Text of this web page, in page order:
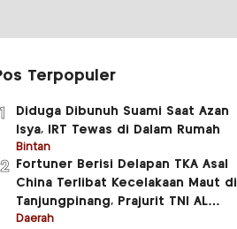
Terpopuler
Diduga Dibunuh Suami Saat Azan
Isya, IRT Tewas di Dalam Rumah
Bintan
Fortuner Berisi Delapan TKA Asal
China Terlibat Kecelakaan Maut di
Tanjungpinang, Prajurit TNI AL
Meninggal Dunia
Daerah